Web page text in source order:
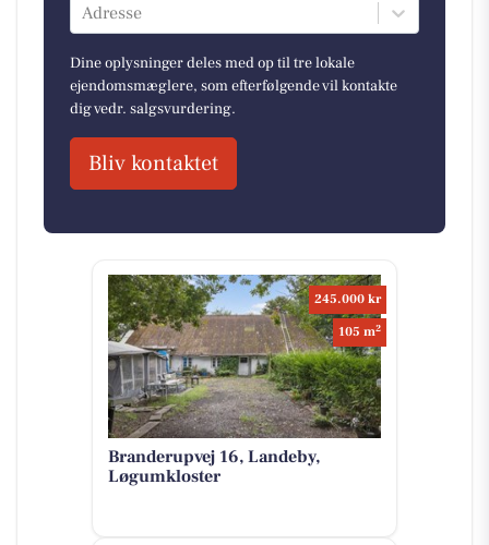
Adresse
Dine oplysninger deles med op til tre lokale
ejendomsmæglere, som efterfølgende vil kontakte
dig vedr. salgsvurdering.
Bliv kontaktet
245.000 kr
105 m2
Branderupvej 16, Landeby,
Løgumkloster